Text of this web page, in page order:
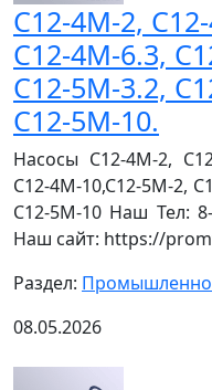
С12-4М-2,
С12-4М-6.3,
С12-5М-3.2,
С12-5М-10.
Насосы С12-4М-2,
С12-4М-10,С12-5М-2,
С12-5М-10 Наш Тел: 8-
Наш сайт: https://
Раздел:
08.05.2026